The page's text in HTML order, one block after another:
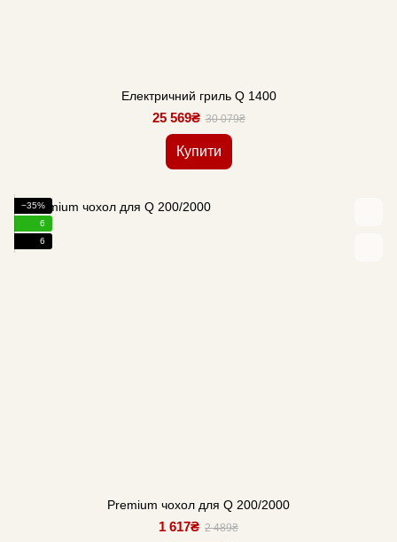
Електричний гриль Q 1400
25 569₴ 30 079₴
Купити
−35%
6
6
Premium чохол для Q 200/2000
1 617₴ 2 489₴